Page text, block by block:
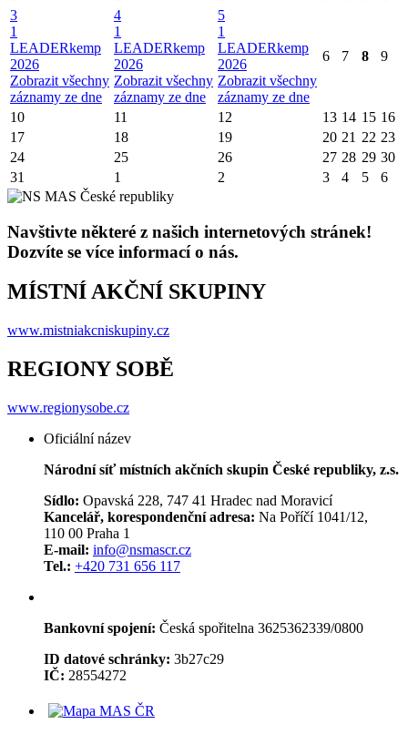
3
1
LEADERkemp
2026
Zobrazit všechny
záznamy ze dne
4
1
LEADERkemp
2026
Zobrazit všechny
záznamy ze dne
5
1
LEADERkemp
2026
Zobrazit všechny
záznamy ze dne
6 7 8 9
10 11 12 13 14 15 16
17
18 19 20 21 22 23
24
25 26 27 28 29 30
31
1 2 3 4 5 6
Navštivte některé z našich internetových stránek!
Dozvíte se více informací o nás.
MÍSTNÍ AKČNÍ SKUPINY
www.mistniakcniskupiny.cz
REGIONY SOBĚ
www.regionysobe.cz
Oficiální název
Národní síť místních akčních skupin České republiky, z.s.
Sídlo: Opavská 228, 747 41 Hradec nad Moravicí
Kancelář, korespondenční adresa: Na Poříčí 1041/12,
110 00 Praha 1
E-mail: info@nsmascr.cz
Tel.: +420 731 656 117
Bankovní spojení: Česká spořitelna 3625362339/0800
ID datové schránky: 3b27c29
IČ: 28554272